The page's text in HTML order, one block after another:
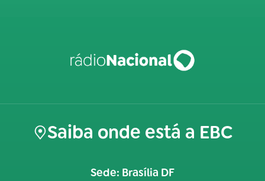
Saiba onde está a EBC
Sede: Brasília DF